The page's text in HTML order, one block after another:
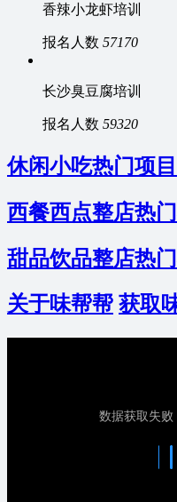
香辣小龙虾培训
报名人数 57170
长沙臭豆腐培训
报名人数 59320
休闲小吃热门项目
西餐西点整店热
甜品饮品整店热
关于味帮帮 获取